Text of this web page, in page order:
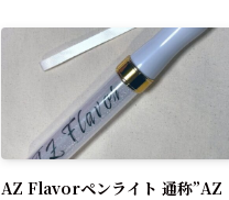
AZ Flavorペンライト 通称”AZ